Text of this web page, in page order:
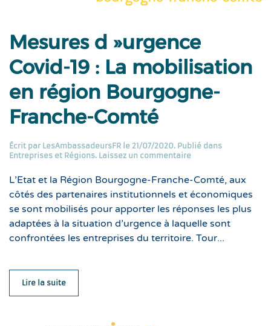
Mesures d »urgence
Covid-19 : La mobilisation
en région Bourgogne-
Franche-Comté
Écrit par LesAmbassadeursFR le 21/07/2020. Publié dans
Entreprises et Régions. Laissez un commentaire
L’Etat et la Région Bourgogne-Franche-Comté, aux
côtés des partenaires institutionnels et économiques
se sont mobilisés pour apporter les réponses les plus
adaptées à la situation d’urgence à laquelle sont
confrontées les entreprises du territoire. Tour...
Lire la suite